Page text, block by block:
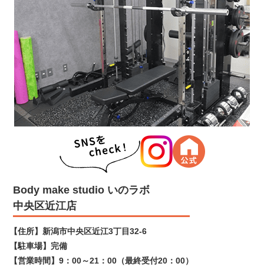
Body make studio いのラボ
中央区近江店
【住所】 新潟市中央区近江3丁目32-6
【駐車場】 完備
【営業時間】 9：00～21：00（最終受付20：00）